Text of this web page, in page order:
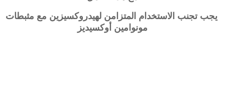
يجب تجنب الاستخدام المتزامن لهيدروكسيزين مع مثبطات
مونوامين أوكسيديز